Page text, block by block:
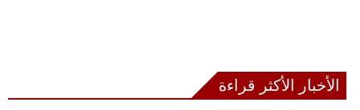
الأخبار الأكثر قراءة